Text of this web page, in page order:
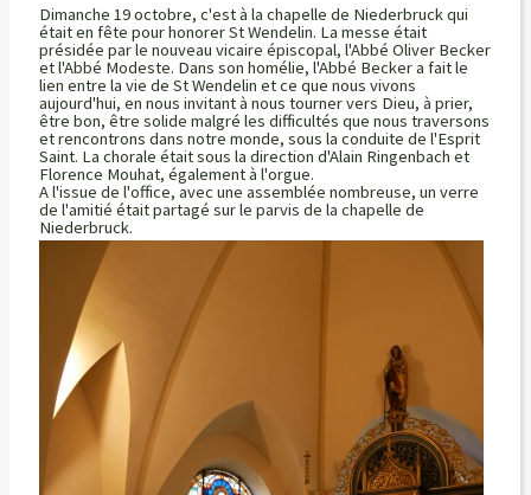
Dimanche 19 octobre, c'est à la chapelle de Niederbruck qui
était en fête pour honorer St Wendelin. La messe était
présidée par le nouveau vicaire épiscopal, l'Abbé Oliver Becker
et l'Abbé Modeste. Dans son homélie, l'Abbé Becker a fait le
lien entre la vie de St Wendelin et ce que nous vivons
aujourd'hui, en nous invitant à nous tourner vers Dieu, à prier,
être bon, être solide malgré les difficultés que nous traversons
et rencontrons dans notre monde, sous la conduite de l'Esprit
Saint. La chorale était sous la direction d'Alain Ringenbach et
Florence Mouhat, également à l'orgue.
A l'issue de l'office, avec une assemblée nombreuse, un verre
de l'amitié était partagé sur le parvis de la chapelle de
Niederbruck.